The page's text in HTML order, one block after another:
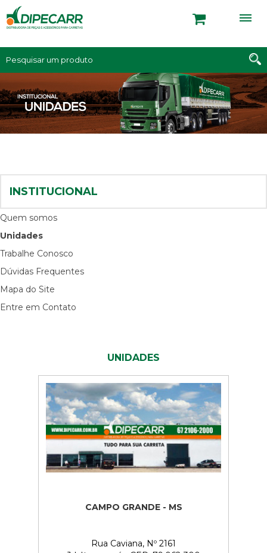
INSTITUCIONAL
Quem somos
Unidades
Trabalhe Conosco
Dúvidas Frequentes
Mapa do Site
Entre em Contato
UNIDADES
CAMPO GRANDE - MS
Rua Caviana, Nº 2161